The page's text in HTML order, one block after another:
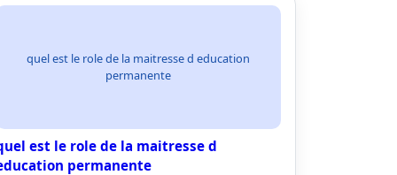
quel est le role de la maitresse d education
permanente
est le role de la maitresse d
permanente